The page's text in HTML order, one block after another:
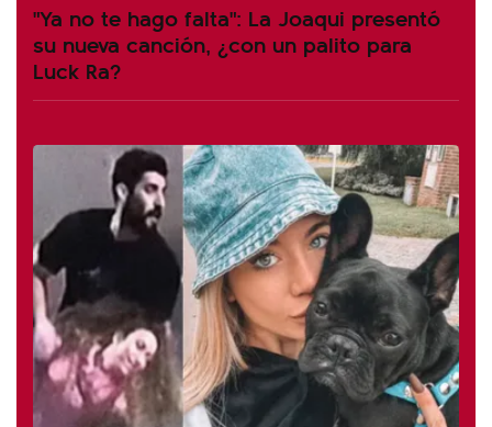
"Ya no te hago falta": La Joaqui presentó
su nueva canción, ¿con un palito para
Luck Ra?